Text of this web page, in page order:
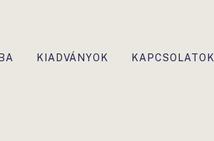
KIADVÁNYOK KAPCSOLATOK